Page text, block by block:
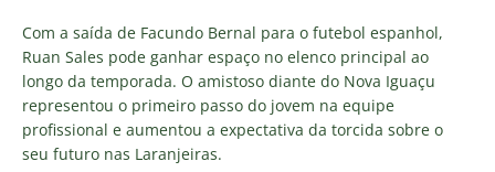
Com a saída de Facundo Bernal para o futebol espanhol,
Ruan Sales pode ganhar espaço no elenco principal ao
longo da temporada. O amistoso diante do Nova Iguaçu
representou o primeiro passo do jovem na equipe
profissional e aumentou a expectativa da torcida sobre o
seu futuro nas Laranjeiras.